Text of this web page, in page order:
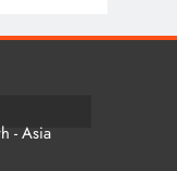
- Asia